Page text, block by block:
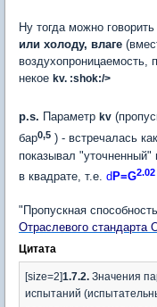
Ну тогда можно говорить
или холоду, влаге
воздухопроницаемость,
некое kv. :shok:/>
p.s. Параметр kv
бар0,5 ) - встречалась
показывал "уточненный"
в квадрате, т.е. d P=G2.02
"Пропускная
Отраслевого стандарта
Цитата
[size=2]1.7.2. Значения
испытаний